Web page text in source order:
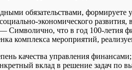
обязательствами,
экономического
что в год 100-летия
комплекса мероприятий,
качества управления
вклад в решение задач по